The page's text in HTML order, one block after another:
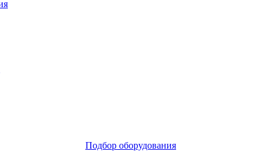
Подбор оборудования